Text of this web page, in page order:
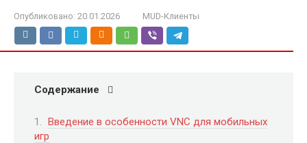
Опубликовано: 20.01.2026 MUD-Клиенты
Содержание
Введение в особенности VNC для мобильных
игр